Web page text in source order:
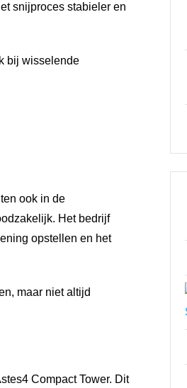
snijproces stabieler en
bij wisselende
ook in de
Het bedrijf
opstellen en het
maar niet altijd
Compact Tower. Dit